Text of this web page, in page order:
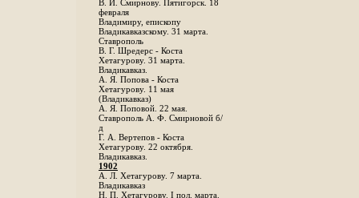
В. И. Смирнову. Пятигорск. 18
февраля
Владимиру, епископу
Владикавказскому. 31 марта.
Ставрополь
В. Г. Шредерс - Коста
Хетагурову. 31 марта.
Владикавказ.
А. Я. Попова - Коста
Хетагурову. 11 мая
(Владикавказ)
А. Я. Поповой. 22 мая.
Ставрополь А. Ф. Смирновой б/
д
Г. А. Вертепов - Коста
Хетагурову. 22 октября.
Владикавказ.
1902
А. Л. Хетагурову. 7 марта.
Владикавказ
Н. П. Хетагурову. I пол. марта.